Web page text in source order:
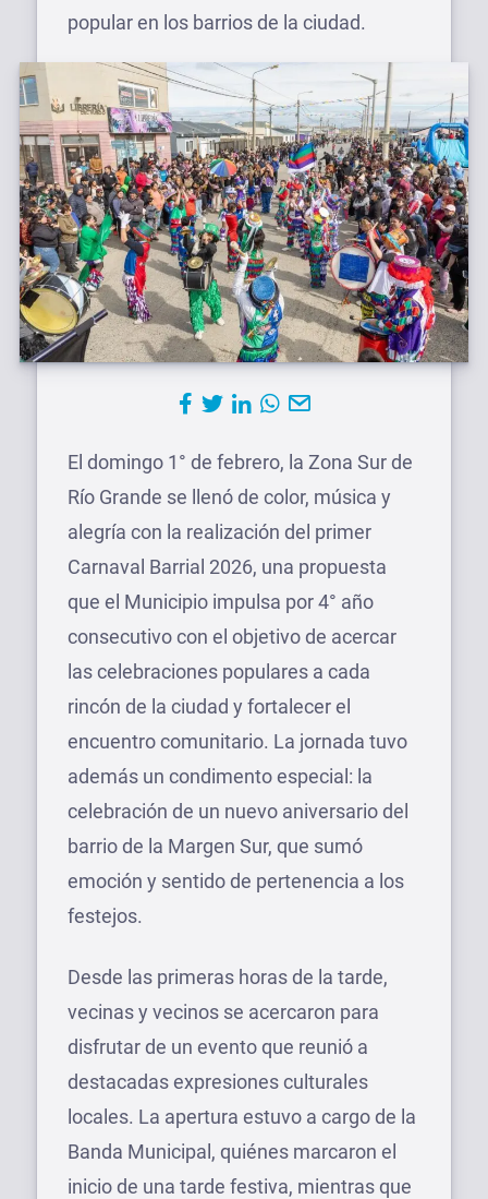
popular en los barrios de la ciudad.
El domingo 1° de febrero, la Zona Sur de
Río Grande se llenó de color, música y
alegría con la realización del primer
Carnaval Barrial 2026, una propuesta
que el Municipio impulsa por 4° año
consecutivo con el objetivo de acercar
las celebraciones populares a cada
rincón de la ciudad y fortalecer el
encuentro comunitario. La jornada tuvo
además un condimento especial: la
celebración de un nuevo aniversario del
barrio de la Margen Sur, que sumó
emoción y sentido de pertenencia a los
festejos.
Desde las primeras horas de la tarde,
vecinas y vecinos se acercaron para
disfrutar de un evento que reunió a
destacadas expresiones culturales
locales. La apertura estuvo a cargo de la
Banda Municipal, quiénes marcaron el
inicio de una tarde festiva, mientras que